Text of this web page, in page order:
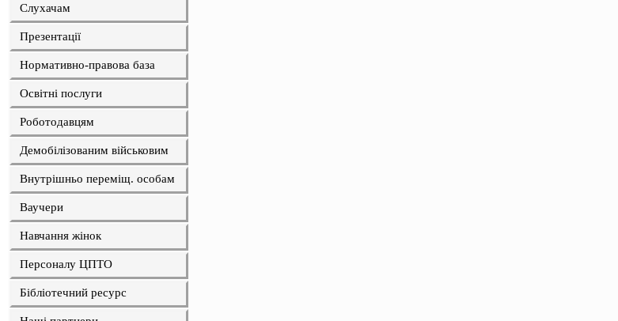
Слухачам
Презентації
Нормативно-правова база
Освітні послуги
Роботодавцям
Демобілізованим військовим
Внутрішньо переміщ. особам
Ваучери
Навчання жінок
Персоналу ЦПТО
Бібліотечний ресурс